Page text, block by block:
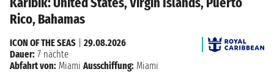
Rico, Bahamas
ICON OF THE SEAS
29.08.2026
Dauer: 7 nächte
Abfahrt von: Miami Ausschiffung: Miami